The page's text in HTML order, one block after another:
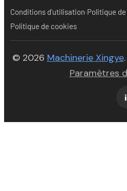
Conditions d'utilisation·Politique
Politique de cookies
© 2026 Machinerie Xingye
Paramètres